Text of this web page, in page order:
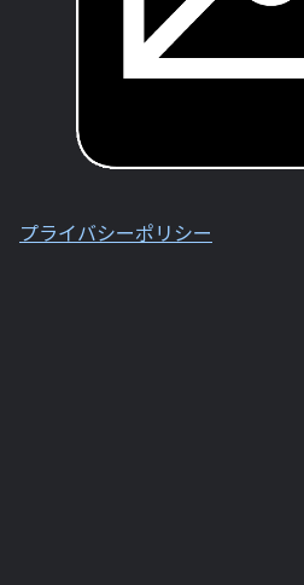
プライバシーポリシー